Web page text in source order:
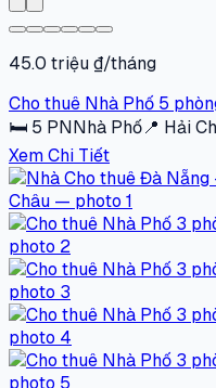
45.0 triệu ₫/tháng
Cho thuê Nhà Phố 5
🛏 5 PNNhà Phố📍 Hải
Xem Chi Tiết